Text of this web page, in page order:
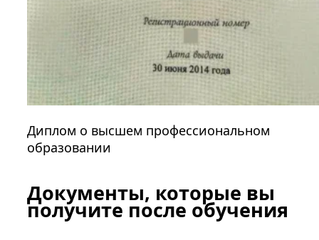
Диплом о высшем профессиональном
образовании
Документы, которые вы
получите после обучения